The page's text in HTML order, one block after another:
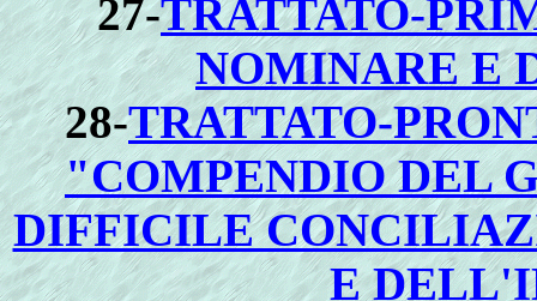
27-TRATTATO-
NOMINARE E
28-TRATTATO-
"COMPENDIO DEL
DIFFICILE
E